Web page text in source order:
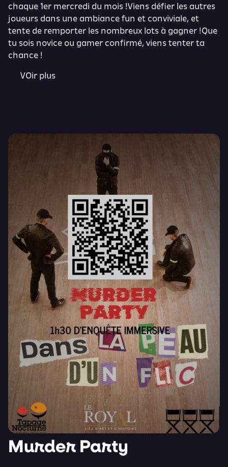
chaque 1er mercredi du mois !Viens défier les autres
joueurs dans une ambiance fun et conviviale, et
tente de remporter les nombreux lots à gagner !Que
tu sois novice ou gamer confirmé, viens tenter ta
chance !
VOir plus
Murder Party